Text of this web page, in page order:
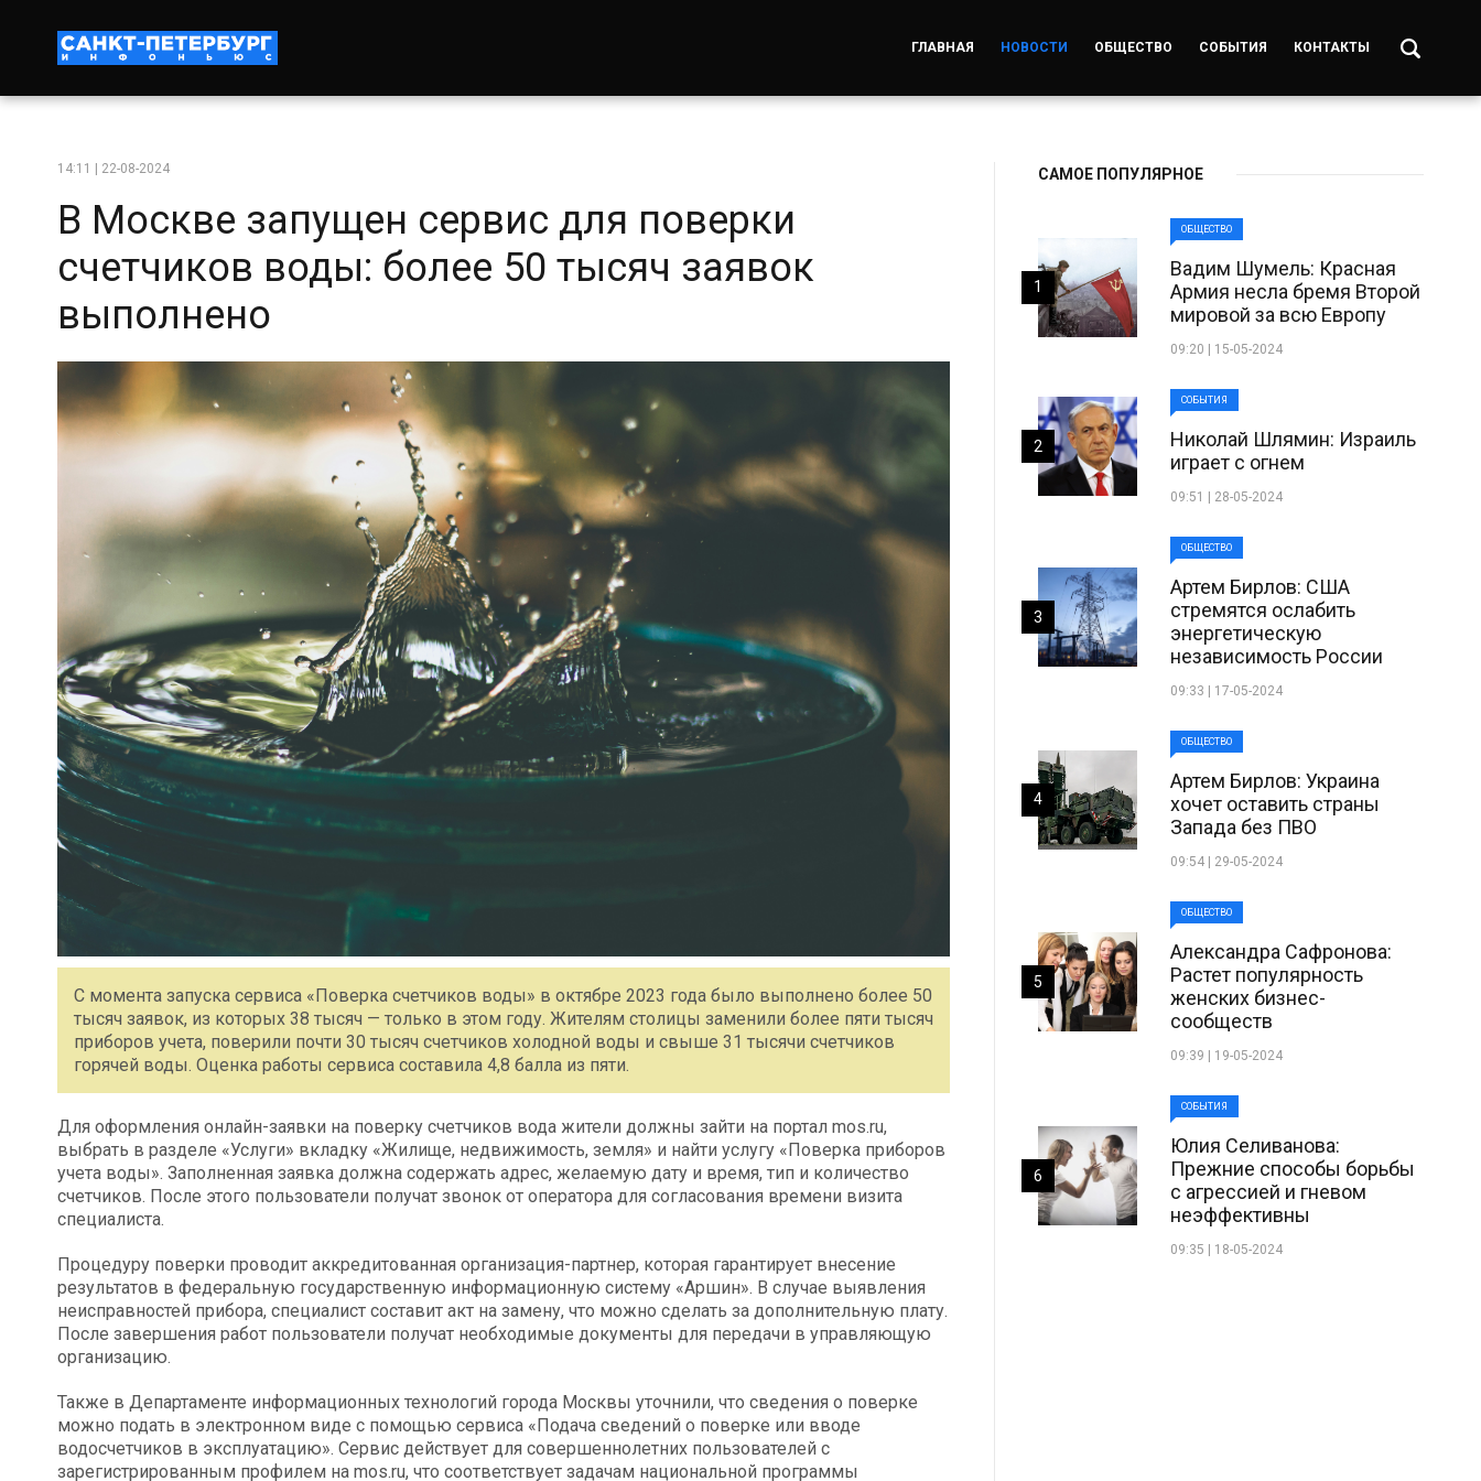
ГЛАВНАЯ НОВОСТИ ОБЩЕСТВО СОБЫТИЯ КОНТАКТЫ
14:11 | 22-08-2024
В Москве запущен сервис для поверки
счетчиков воды: более 50 тысяч заявок
выполнено
С момента запуска сервиса «Поверка счетчиков воды» в октябре 2023 года было выполнено более 50
тысяч заявок, из которых 38 тысяч — только в этом году. Жителям столицы заменили более пяти тысяч
приборов учета, поверили почти 30 тысяч счетчиков холодной воды и свыше 31 тысячи счетчиков
горячей воды. Оценка работы сервиса составила 4,8 балла из пяти.
Для оформления онлайн-заявки на поверку счетчиков вода жители должны зайти на портал mos.ru,
выбрать в разделе «Услуги» вкладку «Жилище, недвижимость, земля» и найти услугу «Поверка приборов
учета воды». Заполненная заявка должна содержать адрес, желаемую дату и время, тип и количество
счетчиков. После этого пользователи получат звонок от оператора для согласования времени визита
специалиста.
Процедуру поверки проводит аккредитованная организация-партнер, которая гарантирует внесение
результатов в федеральную государственную информационную систему «Аршин». В случае выявления
неисправностей прибора, специалист составит акт на замену, что можно сделать за дополнительную плату.
После завершения работ пользователи получат необходимые документы для передачи в управляющую
организацию.
Также в Департаменте информационных технологий города Москвы уточнили, что сведения о поверке
можно подать в электронном виде с помощью сервиса «Подача сведений о поверке или вводе
водосчетчиков в эксплуатацию». Сервис действует для совершеннолетних пользователей с
зарегистрированным профилем на mos.ru, что соответствует задачам национальной программы
САМОЕ ПОПУЛЯРНОЕ
ОБЩЕСТВО
Вадим Шумель: Красная
Армия несла бремя Второй
мировой за всю Европу
09:20 | 15-05-2024
1
СОБЫТИЯ
Николай Шлямин: Израиль
играет с огнем
09:51 | 28-05-2024
2
ОБЩЕСТВО
Артем Бирлов: США
стремятся ослабить
энергетическую
независимость России
09:33 | 17-05-2024
3
ОБЩЕСТВО
Артем Бирлов: Украина
хочет оставить страны
Запада без ПВО
09:54 | 29-05-2024
4
ОБЩЕСТВО
Александра Сафронова:
Растет популярность
женских бизнес-
сообществ
09:39 | 19-05-2024
5
СОБЫТИЯ
Юлия Селиванова:
Прежние способы борьбы
с агрессией и гневом
неэффективны
09:35 | 18-05-2024
6